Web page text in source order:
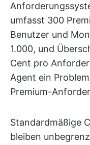
umfasst 300
Benutzer und
1.000, und
Cent pro
Agent ein
Premium-
Standardmäßige
bleiben